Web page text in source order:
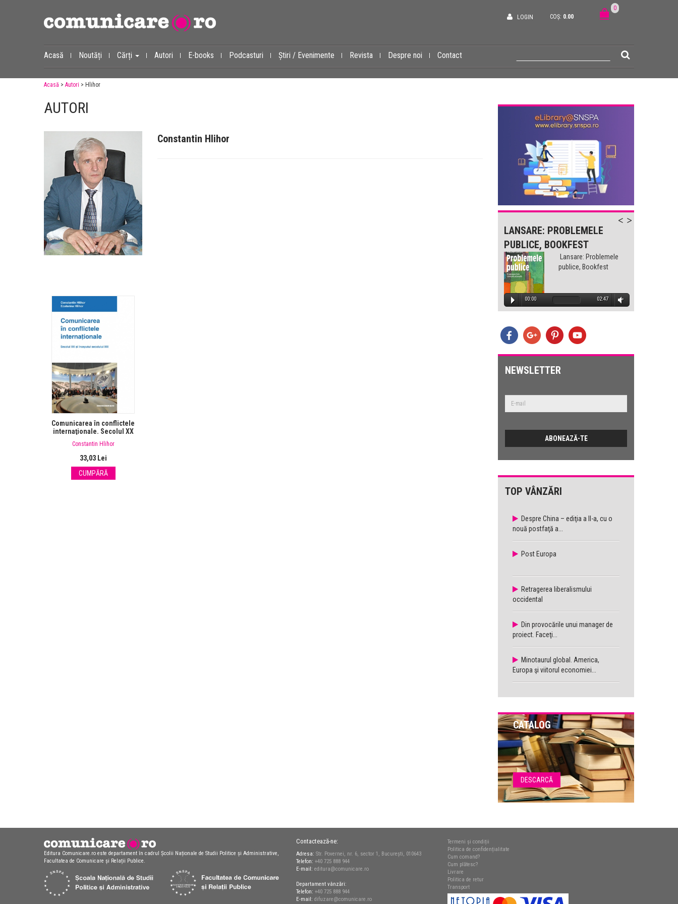
LOGIN COȘ: 0.00
0
Acasă Noutăți Cărți Autori E-books Podcasturi Știri / Evenimente Revista Despre noi Contact
Acasă > Autori > Hlihor
AUTORI
Constantin Hlihor
Comunicarea în conflictele
internaţionale. Secolul XX
şi începutul secolului XXI
Constantin Hlihor
33,03 Lei
CUMPĂRĂ
LANSARE: PROBLEMELE
PUBLICE, BOOKFEST
Lansare: Problemele
publice, Bookfest
00:00 02:47
NEWSLETTER
TOP VÂNZĂRI
Despre China – ediţia a II-a, cu o
nouă postfaţă a...
Post Europa
Retragerea liberalismului
occidental
Din provocările unui manager de
proiect. Faceţi...
Minotaurul global. America,
Europa şi viitorul economiei...
CATALOG
DESCARCĂ
Editura Comunicare.ro este departament în cadrul Școlii Naționale de Studii Politice și Administrative,
Facultatea de Comunicare și Relații Publice.
Contactează-ne:
Adresa: Str. Povernei, nr. 6, sector 1, București, 010643
Telefon: +40 725 888 944
E-mail: editura@comunicare.ro
Departament vânzări:
Telefon: +40 725 888 944
E-mail: difuzare@comunicare.ro
Termeni și condiții
Politica de confidențialitate
Cum comand?
Cum plătesc?
Livrare
Politica de retur
Transport